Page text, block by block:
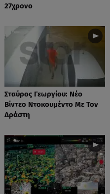
27χρονο
Σταύρος Γεωργίου: Νέο
Βίντεο Ντοκουμέντο Με Τον
Δράστη